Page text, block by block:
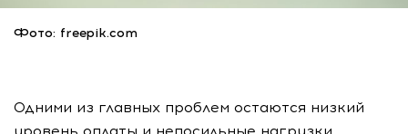
Фото: freepik.com
Одними из главных проблем остаются низкий